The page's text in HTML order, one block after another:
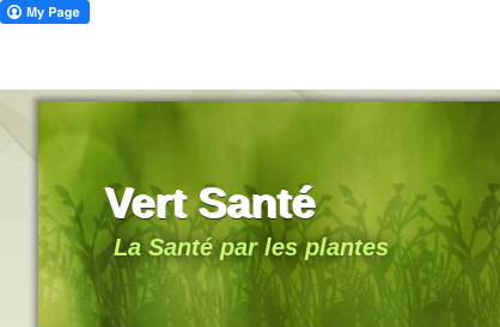
Vert Santé
La Santé par les plantes